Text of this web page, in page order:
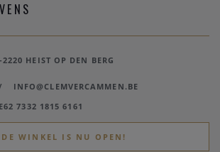
HEIST OP DEN BERG
INFO@CLEMVERCAMMEN.BE
7332 1815 6161
DE WINKEL IS NU OPEN!